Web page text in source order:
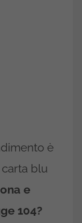
è
blu
e
104?